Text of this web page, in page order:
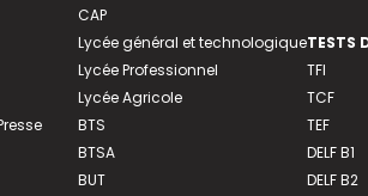
CAP
Lycée général et technologique
Lycée Professionnel
Lycée Agricole
BTS
BTSA
BUT
TESTS
TFI
TCF
TEF
DELF B1
DELF B2